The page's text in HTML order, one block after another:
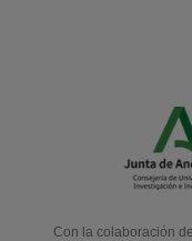
Con la colaboración